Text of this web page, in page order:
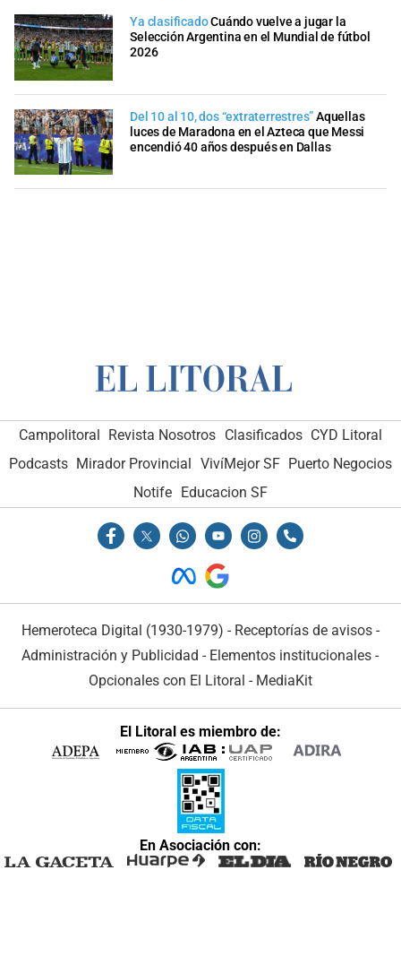
Ya clasificadoCuándo vuelve a jugar la
Selección Argentina en el Mundial de fútbol
2026
Del 10 al 10, dos “extraterrestres”Aquellas
luces de Maradona en el Azteca que Messi
encendió 40 años después en Dallas
Campolitoral Revista Nosotros Clasificados CYD Litoral
Podcasts Mirador Provincial VivíMejor SF Puerto Negocios
Notife Educacion SF
Hemeroteca Digital (1930-1979) - Receptorías de avisos -
Administración y Publicidad - Elementos institucionales -
Opcionales con El Litoral - MediaKit
El Litoral es miembro de:
En Asociación con: